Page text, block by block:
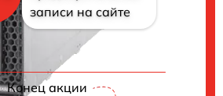
записи на сайте
Конец акции